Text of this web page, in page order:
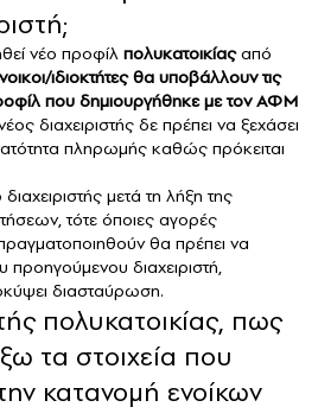
νέο προφίλ πολυκατοικίαςαπό
ιδιοκτήτες θα υποβάλλουν τις
που δημιουργήθηκε με τον ΑΦΜ
διαχειριστής δε πρέπει να ξεχάσει
πληρωμής καθώς πρόκειται
μετά τη λήξη της
τότε όποιες αγορές
θα πρέπει να
διαχειριστή,
διασταύρωση.
πολυκατοικίας, πως
τα στοιχεία που
κατανομή ενοίκων